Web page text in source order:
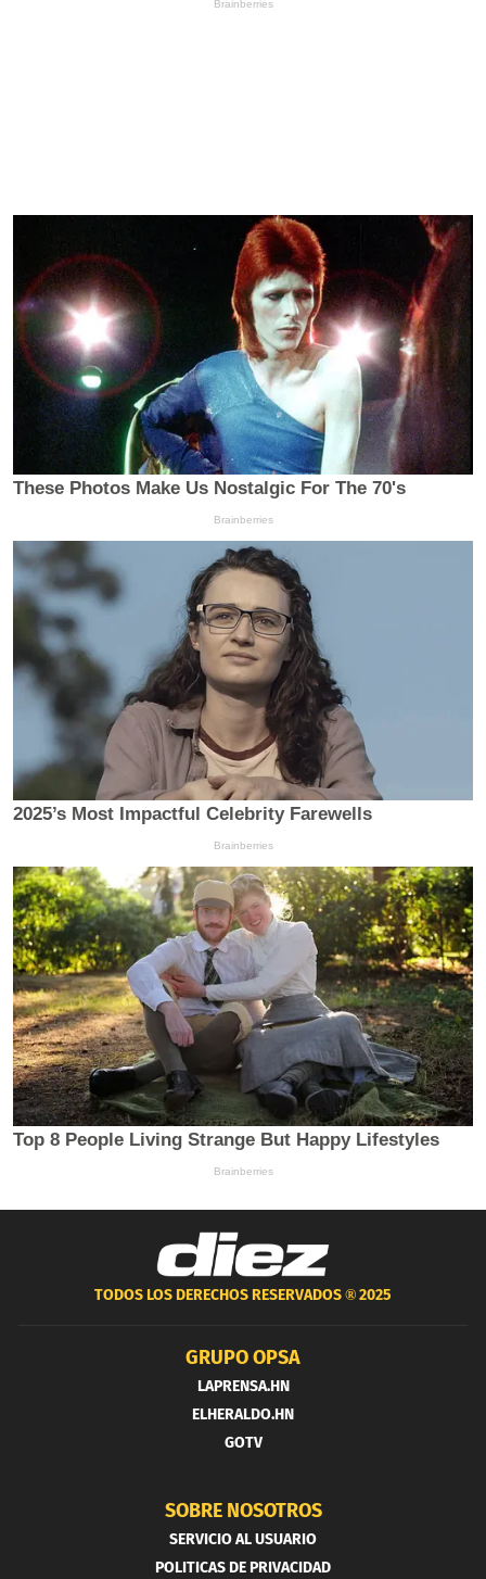
TODOS LOS DERECHOS RESERVADOS ®2025
GRUPO OPSA
LAPRENSA.HN
ELHERALDO.HN
GOTV
SOBRE NOSOTROS
SERVICIO AL USUARIO
POLITICAS DE PRIVACIDAD